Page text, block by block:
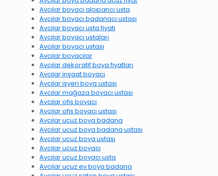
Avcılar boyacı alçıpancı usta
Avcılar boyacı badanacı ustası
Avcılar boyacı usta fiyatı
Avcılar boyacı ustaları
Avcılar boyacı ustası
Avcılar boyacılar
Avcılar dekoratif boya fiyatları
Avcılar inşaat boyacı
Avcılar işyeri boya ustası
Avcılar mağaza boyacı ustası
Avcılar ofis boyacı
Avcılar ofis boyacı ustası
Avcılar ucuz boya badana
Avcılar ucuz boya badana ustası
Avcılar ucuz boya ustası
Avcılar ucuz boyacı
Avcılar ucuz boyacı usta
Avcılar ucuz ev boya badana